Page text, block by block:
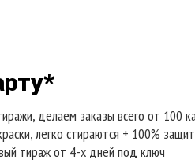
делаем заказы всего от 100
легко стираются + 100%
тираж от 4-х дней под ключ